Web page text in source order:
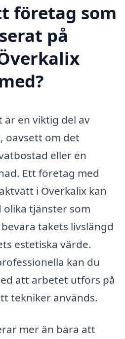
företag som
på
en viktig del av
oavsett om det
eller en
Ett företag med
i Överkalix kan
tjänster som
takets livslängd
estetiska värde.
kan du
att arbetet utförs på
tekniker används.
mer än bara att